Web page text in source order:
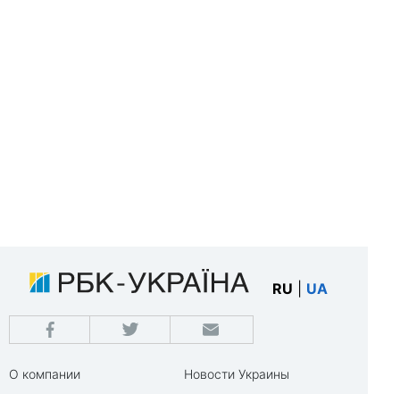
RU UA
О компании
Новости Украины